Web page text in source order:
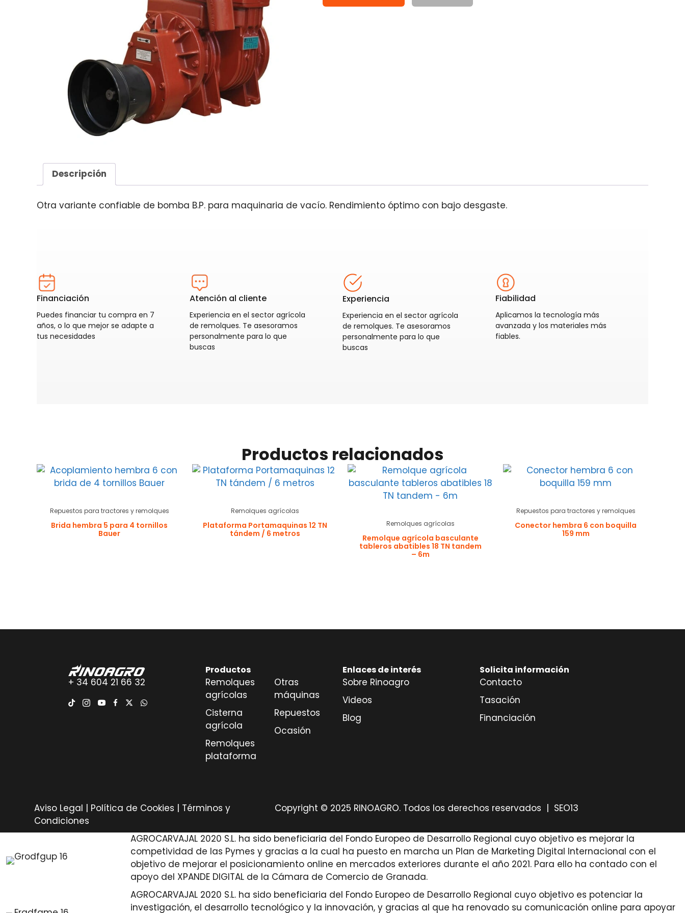
Descripción
Otra variante confiable de bomba B.P. para maquinaria de vacío. Rendimiento óptimo con bajo desgaste.
Financiación
Puedes financiar tu compra en 7
años, o lo que mejor se adapte a
tus necesidades
Atención al cliente
Experiencia en el sector agrícola
de remolques. Te asesoramos
personalmente para lo que
buscas
Experiencia
Experiencia en el sector agrícola
de remolques. Te asesoramos
personalmente para lo que
buscas
Fiabilidad
Aplicamos la tecnología más
avanzada y los materiales más
fiables.
Productos relacionados
Repuestos para tractores y remolques
Brida hembra 5 para 4 tornillos
Bauer
Remolques agrícolas
Plataforma Portamaquinas 12 TN
tándem / 6 metros
Remolques agrícolas
Remolque agrícola basculante
tableros abatibles 18 TN tandem
– 6m
Repuestos para tractores y remolques
Conector hembra 6 con boquilla
159 mm
+ 34 604 21 66 32
Productos
Remolques
agrícolas
Cisterna
agrícola
Remolques
plataforma
Otras
máquinas
Repuestos
Ocasión
Enlaces de interés
Sobre Rinoagro
Videos
Blog
Solicita información
Contacto
Tasación
Financiación
Aviso Legal | Política de Cookies | Términos y
Condiciones
Copyright © 2025 RINOAGRO. Todos los derechos reservados | SEO13
AGROCARVAJAL 2020 S.L. ha sido beneficiaria del Fondo Europeo de Desarrollo Regional cuyo objetivo es mejorar la
competividad de las Pymes y gracias a la cual ha puesto en marcha un Plan de Marketing Digital Internacional con el
objetivo de mejorar el posicionamiento online en mercados exteriores durante el año 2021. Para ello ha contado con el
apoyo del XPANDE DIGITAL de la Cámara de Comercio de Granada.
AGROCARVAJAL 2020 S.L. ha sido beneficiaria del Fondo Europeo de Desarrollo Regional cuyo objetivo es potenciar la
investigación, el desarrollo tecnológico y la innovación, y gracias al que ha renovado su comunicación online para apoyar